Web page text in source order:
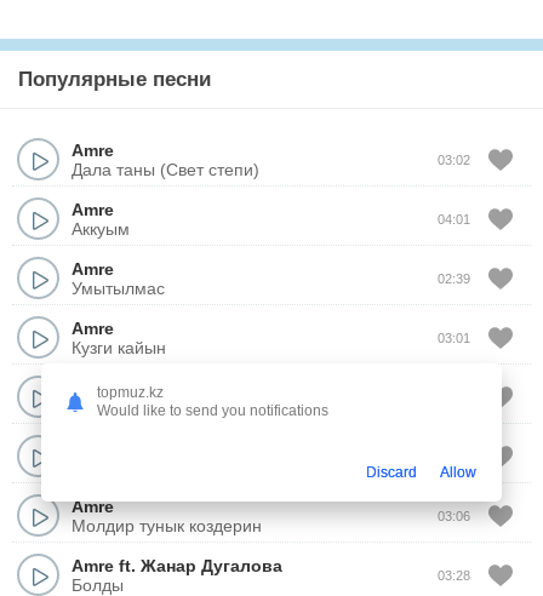
Популярные песни
Amre
Дала таны (Свет степи)
03:02
Amre
Аккуым
04:01
Amre
Умытылмас
02:39
Amre
Кузги кайын
03:01
Amre
Сагынышым
Amre
Молдир тунык коздерин
03:06
Amre ft. Жанар Дугалова
Болды
03:28
topmuz.kz
Would like to send you notifications
Discard Allow